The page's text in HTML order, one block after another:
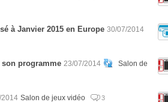
à Janvier 2015 en Europe 30/07/2014
programme 23/07/2014
Salon de
2014 Salon de jeux vidéo 3